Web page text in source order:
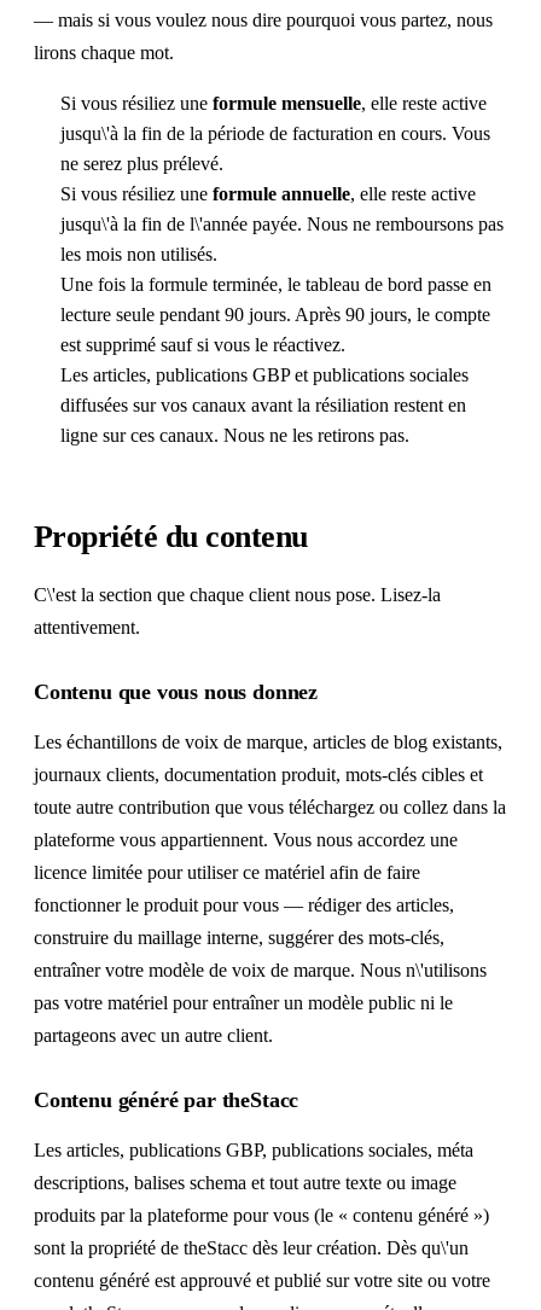
— mais si vous voulez nous dire pourquoi vous partez, nous
lirons chaque mot.
Si vous résiliez une formule mensuelle, elle reste active
jusqu\'à la fin de la période de facturation en cours. Vous
ne serez plus prélevé.
Si vous résiliez une formule annuelle, elle reste active
jusqu\'à la fin de l\'année payée. Nous ne remboursons pas
les mois non utilisés.
Une fois la formule terminée, le tableau de bord passe en
lecture seule pendant 90 jours. Après 90 jours, le compte
est supprimé sauf si vous le réactivez.
Les articles, publications GBP et publications sociales
diffusées sur vos canaux avant la résiliation restent en
ligne sur ces canaux. Nous ne les retirons pas.
Propriété du contenu
C\'est la section que chaque client nous pose. Lisez-la
attentivement.
Contenu que vous nous donnez
Les échantillons de voix de marque, articles de blog existants,
journaux clients, documentation produit, mots-clés cibles et
toute autre contribution que vous téléchargez ou collez dans la
plateforme vous appartiennent. Vous nous accordez une
licence limitée pour utiliser ce matériel afin de faire
fonctionner le produit pour vous — rédiger des articles,
construire du maillage interne, suggérer des mots-clés,
entraîner votre modèle de voix de marque. Nous n\'utilisons
pas votre matériel pour entraîner un modèle public ni le
partageons avec un autre client.
Contenu généré par theStacc
Les articles, publications GBP, publications sociales, méta
descriptions, balises schema et tout autre texte ou image
produits par la plateforme pour vous (le « contenu généré »)
sont la propriété de theStacc dès leur création. Dès qu\'un
contenu généré est approuvé et publié sur votre site ou votre